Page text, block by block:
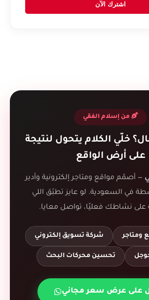
اشترك الآن
من إسلام الفقي
خلّي الكلام يتحول لنتيجة
على أرض الواقع
— أصمّم مواقع ومتاجر إلكترونية وأدير
في السعودية. لو عايز تطبّق اللي
على نشاطك فعليًا، تواصل معايا.
ومتاجر شركة تسويق إلكتروني
تحسين محركات البحث
على عرض سعر مجاني